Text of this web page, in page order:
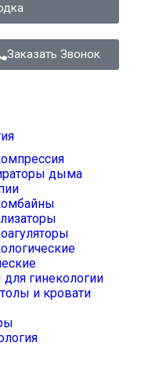
Заказать Звонок
дыма
гинекологии
и кровати